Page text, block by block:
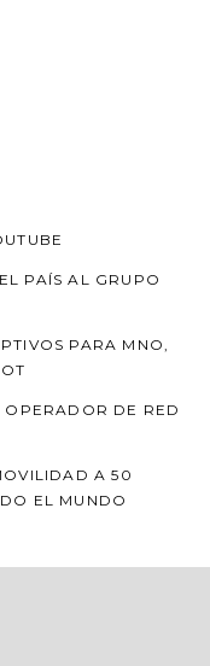
PAÍS AL GRUPO
PARA MNO,
DE RED
A 50
EL MUNDO